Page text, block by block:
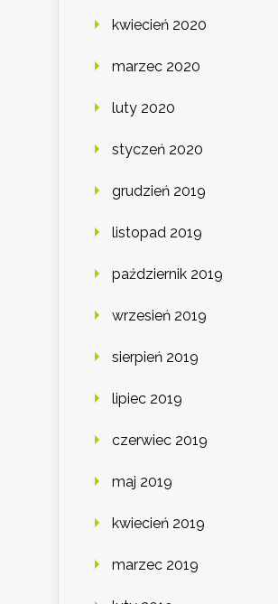
kwiecień 2020
marzec 2020
luty 2020
styczeń 2020
grudzień 2019
listopad 2019
październik 2019
wrzesień 2019
sierpień 2019
lipiec 2019
czerwiec 2019
maj 2019
kwiecień 2019
marzec 2019